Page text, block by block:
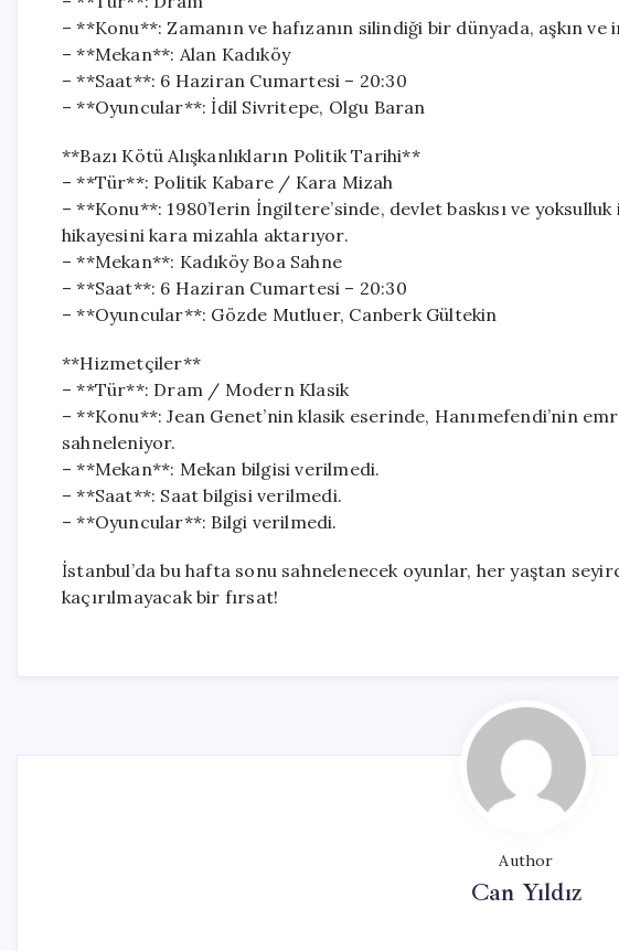
– **Konu**: Zamanın ve hafızanın silindiği bir dünyada, aşkın
– **Mekan**: Alan Kadıköy
– **Saat**: 6 Haziran Cumartesi – 20:30
– **Oyuncular**: İdil Sivritepe, Olgu Baran
**Bazı Kötü Alışkanlıkların Politik Tarihi**
– **Tür**: Politik Kabare / Kara Mizah
– **Konu**: 1980’lerin İngiltere’sinde, devlet baskısı ve
hikayesini kara mizahla aktarıyor.
– **Mekan**: Kadıköy Boa Sahne
– **Saat**: 6 Haziran Cumartesi – 20:30
– **Oyuncular**: Gözde Mutluer, Canberk Gültekin
**Hizmetçiler**
– **Tür**: Dram / Modern Klasik
– **Konu**: Jean Genet’nin klasik eserinde, Hanımefendi’nin
sahneleniyor.
– **Mekan**: Mekan bilgisi verilmedi.
– **Saat**: Saat bilgisi verilmedi.
– **Oyuncular**: Bilgi verilmedi.
İstanbul’da bu hafta sonu sahnelenecek oyunlar, her yaştan
kaçırılmayacak bir fırsat!
Author
Can Yıldız